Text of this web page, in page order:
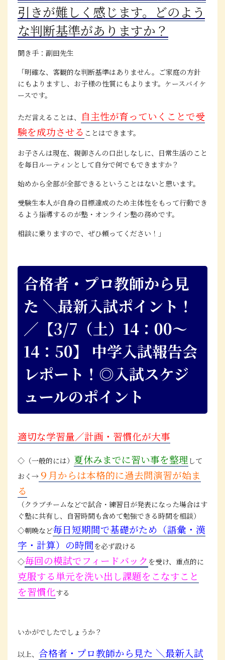
引きが難しく感じます。
どのよう
な判断基準がありますか？
聞き手：副田先生
「明確な、客観的な判断基準はありません。ご家庭の方針
にもよりますし、お子様の性質にもよります。ケースバイケ
ースです。
ただ言えることは、
自主性が育っていくことで受
験を成功させる ことはできます。
お子さんは現在、親御さんの口出しなしに、日常生活のこと
を毎日ルーティンとして自分で何でもできますか？
始めから全部が全部できるということはないと思います。
受験生本人が自身の目標達成のため主体性をもって行動でき
るよう指導するのが塾・オンライン塾の務めです。
相談に乗りますので、ぜひ頼ってください！」
合格者・プロ教師から見
た ＼最新入試ポイント！
／【3/7（土）14：00～
14：50】 中学入試報告会
レポート！◎入試スケジ
ュールのポイント
適切な学習量／計画・習慣化が大事
◇（一般的には） 夏休みまでに習い事を整理 して
おく→ ９月からは本格的に過去問演習が始ま
る
（クラブチームなどで試合・練習日が発表になった場合はす
ぐ塾に共有し、自習時間も含めて勉強できる時間を相談）
◇朝晩など毎日短期間で基礎がため（語彙・漢
字・計算）の時間を必ず設ける
◇毎回の模試でフィードバック を受け、重点的に
克服する単元を洗い出し課題をこなすこと
を習慣化する
いかがでしたでしょうか？
以上、 合格者・プロ教師から見た ＼最新入試